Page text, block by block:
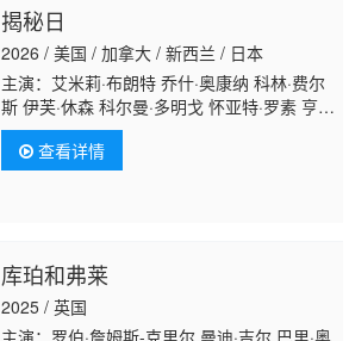
揭秘日
2026 / 美国 / 加拿大 / 新西兰 / 日本
主演：艾米莉·布朗特 乔什·奥康纳 科林·费尔
斯 伊芙·休森 科尔曼·多明戈 怀亚特·罗素 亨利
·劳埃德-休斯 伊丽莎白·马弗尔 海缇安·朴 汤米
·马丁内兹 加比·比恩斯 杰里米·萨默斯 布兰登·
威尔逊 普里扬卡·凯迪亚 洛拉·李·盖耶 吉姆·帕
卡尔文 伊丽莎白·斯坦利
查看详情
库珀和弗莱
2025 / 英国